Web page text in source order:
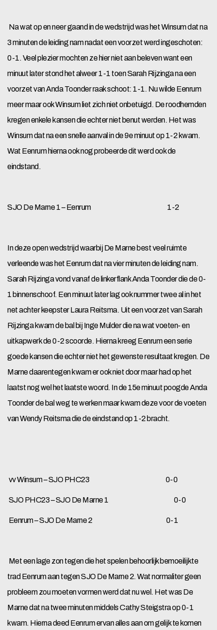
Na wat op en neer gaand in de wedstrijd was het Winsum dat na
3 minuten de leiding nam nadat een voorzet werd ingeschoten:
0-1. Veel plezier mochten ze hier niet aan beleven want een
minuut later stond het alweer 1-1 toen Sarah Rijzinga na een
voorzet van Anda Toonder raak schoot: 1-1. Nu wilde Eenrum
meer maar ook Winsum liet zich niet onbetuigd. De roodhemden
kregen enkele kansen die echter niet benut werden. Het was
Winsum dat na een snelle aanval in de 9e minuut op 1-2 kwam.
Wat Eenrum hierna ook nog probeerde dit werd ook de
eindstand.
SJO De Marne 1 – Eenrum 1-2
In deze open wedstrijd waarbij De Marne best veel ruimte
verleende was het Eenrum dat na vier minuten de leiding nam.
Sarah Rijzinga vond vanaf de linkerflank Anda Toonder die de 0-
1 binnenschoof. Een minuut later lag ook nummer twee al in het
net achter keepster Laura Reitsma. Uit een voorzet van Sarah
Rijzinga kwam de bal bij Inge Mulder die na wat voeten- en
uitkapwerk de 0-2 scoorde. Hierna kreeg Eenrum een serie
goede kansen die echter niet het gewenste resultaat kregen. De
Marne daarentegen kwam er ook niet door maar had op het
laatst nog wel het laatste woord. In de 15e minuut poogde Anda
Toonder de bal weg te werken maar kwam deze voor de voeten
van Wendy Reitsma die de eindstand op 1-2 bracht.
vv Winsum – SJO PHC23 0-0
SJO PHC23 – SJO De Marne 1 0-0
Eenrum – SJO De Marne 2 0-1
Met een lage zon tegen die het spelen behoorlijk bemoeilijkte
trad Eenrum aan tegen SJO De Marne 2. Wat normaliter geen
probleem zou moeten vormen werd dat nu wel. Het was De
Marne dat na twee minuten middels Cathy Steigstra op 0-1
kwam. Hierna deed Eenrum ervan alles aan om gelijk te komen